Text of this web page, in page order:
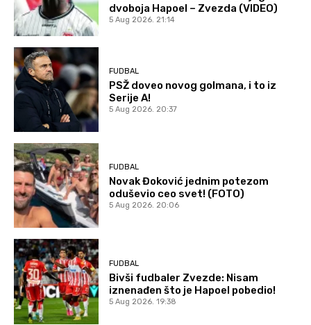
dvoboja Hapoel – Zvezda (VIDEO)
5 Aug 2026. 21:14
FUDBAL
PSŽ doveo novog golmana, i to iz
Serije A!
5 Aug 2026. 20:37
FUDBAL
Novak Đoković jednim potezom
oduševio ceo svet! (FOTO)
5 Aug 2026. 20:06
FUDBAL
Bivši fudbaler Zvezde: Nisam
iznenađen što je Hapoel pobedio!
5 Aug 2026. 19:38